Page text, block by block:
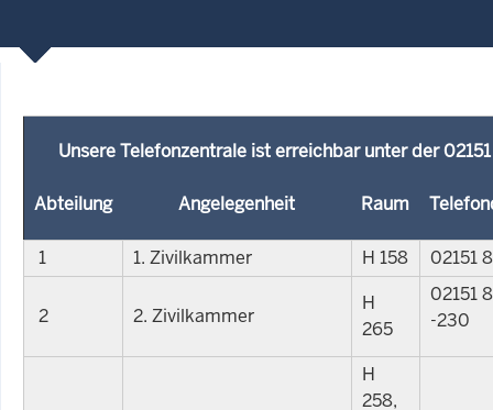
Unsere Telefonzentrale ist erreichbar unter der
Abteilung Angelegenheit Raum
1 1. Zivilkammer H 158 02151
2 2. Zivilkammer
H
265
02151
-230
H
258,